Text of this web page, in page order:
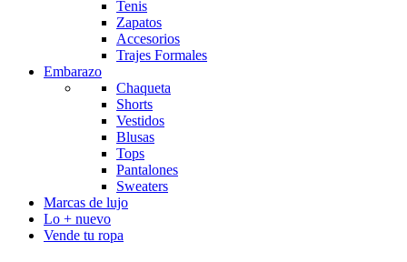
Tenis
Zapatos
Accesorios
Trajes Formales
Embarazo
Chaqueta
Shorts
Vestidos
Blusas
Tops
Pantalones
Sweaters
Marcas de lujo
Lo + nuevo
Vende tu ropa